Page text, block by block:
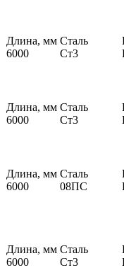
Длина, мм
6000
Сталь
Ст3
Длина, мм
6000
Сталь
Ст3
Длина, мм
6000
Сталь
08ПС
Длина, мм
6000
Сталь
Ст3